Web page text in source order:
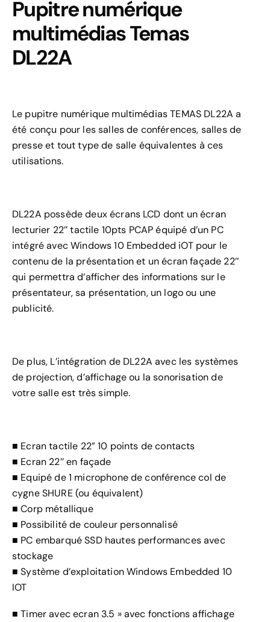
Pupitre numérique
multimédias Temas
DL22A
Le pupitre numérique multimédias TEMAS DL22A a
été conçu pour les salles de conférences, salles de
presse et tout type de salle équivalentes à ces
utilisations.
DL22A possède deux écrans LCD dont un écran
lecturier 22’’ tactile 10pts PCAP équipé d’un PC
intégré avec Windows 10 Embedded iOT pour le
contenu de la présentation et un écran façade 22’’
qui permettra d’afficher des informations sur le
présentateur, sa présentation, un logo ou une
publicité.
De plus, L’intégration de DL22A avec les systèmes
de projection, d’affichage ou la sonorisation de
votre salle est très simple.
■ Ecran tactile 22” 10 points de contacts
■ Ecran 22’’ en façade
■ Equipé de 1 microphone de conférence col de
cygne SHURE (ou équivalent)
■ Corp métallique
■ Possibilité de couleur personnalisé
■ PC embarqué SSD hautes performances avec
stockage
■ Système d’exploitation Windows Embedded 10
IOT
■ Timer avec ecran 3.5 » avec fonctions affichage